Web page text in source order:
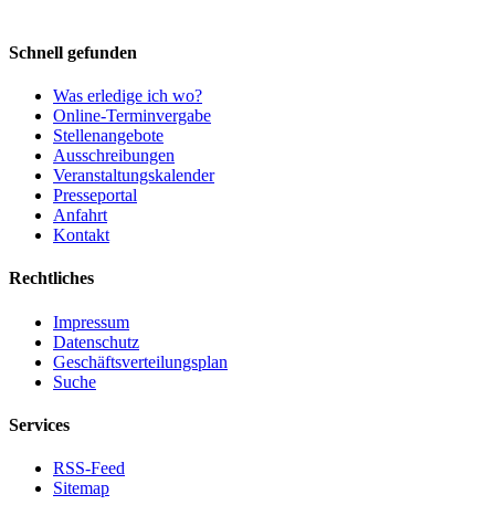
Schnell gefunden
Was erledige ich wo?
Online-Terminvergabe
Stellenangebote
Ausschreibungen
Veranstaltungskalender
Presseportal
Anfahrt
Kontakt
Rechtliches
Impressum
Datenschutz
Geschäftsverteilungsplan
Suche
Services
RSS-Feed
Sitemap